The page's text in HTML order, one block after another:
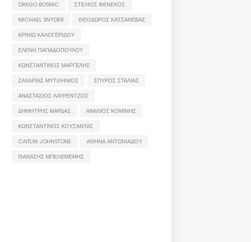
DRAGO BOSNIC
ΣΤΕΛΙΟΣ ΦΕΝΕΚΟΣ
MICHAEL SNYDER
ΘΕΟΔΩΡΟΣ ΚΑΤΣΑΝΕΒΑΣ
ΚΡΙΝΙΩ ΚΑΛΟΓΕΡΙΔΟΥ
ΕΛΕΝΗ ΠΑΠΑΔΟΠΟΥΛΟΥ
ΚΩΝΣΤΑΝΤΙΝΟΣ ΜΑΡΓΕΛΗΣ
ΖΑΧΑΡΙΑΣ ΜΥΤΙΛΗΝΙΟΣ
ΣΠΥΡΟΣ ΣΤΑΛΙΑΣ
ΑΝΑΣΤΑΣΙΟΣ ΛΑΥΡΕΝΤΖΟΣ
ΔΗΜΗΤΡΗΣ ΜΑΡΔΑΣ
ΑΙΜΙΛΙΟΣ ΚΟΜΙΝΗΣ
ΚΩΝΣΤΑΝΤΙΝΟΣ ΚΟΥΣΑΝΤΑΣ
CAITLIN JOHNSTONE
ΑΘΗΝΑ ΑΝΤΩΝΙΑΔΟΥ
ΘΑΝΑΣΗΣ ΜΠΕΛΕΜΕΜΗΣ